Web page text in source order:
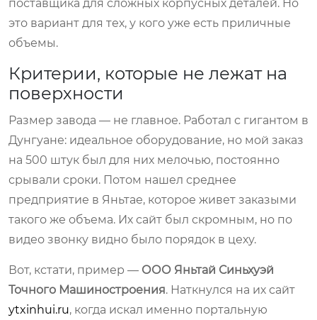
поставщика для сложных корпусных деталей. Но
это вариант для тех, у кого уже есть приличные
объемы.
Критерии, которые не лежат на
поверхности
Размер завода — не главное. Работал с гигантом в
Дунгуане: идеальное оборудование, но мой заказ
на 500 штук был для них мелочью, постоянно
срывали сроки. Потом нашел среднее
предприятие в Яньтае, которое живет заказыми
такого же объема. Их сайт был скромным, но по
видео звонку видно было порядок в цеху.
Вот, кстати, пример — ООО Яньтай Синьхуэй
Точного Машиностроения. Наткнулся на их сайт
ytxinhui.ru, когда искал именно портальную